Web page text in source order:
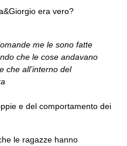
era vero?
me le sono fatte
che le cose andavano
che all’interno del
e del comportamento dei
le ragazze hanno